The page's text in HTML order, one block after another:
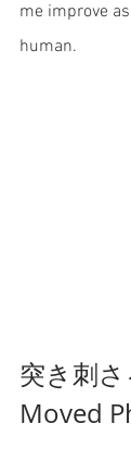
me improve
human.
突き刺
Moved